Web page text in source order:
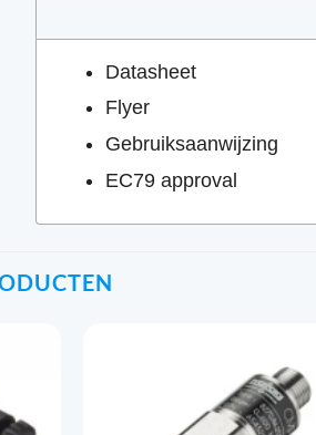
Datasheet
Flyer
Gebruiksaanwijzing
EC79 approval